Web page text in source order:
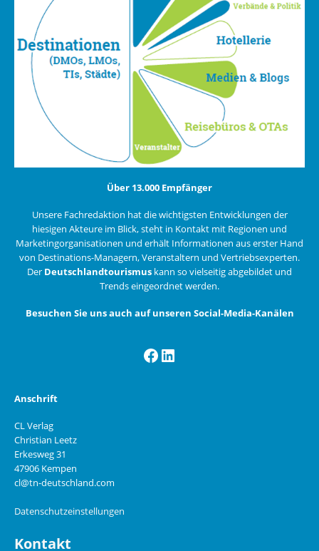
Über 13.000 Empfänger
Unsere Fachredaktion hat die wichtigsten Entwicklungen der
hiesigen Akteure im Blick, steht in Kontakt mit Regionen und
Marketingorganisationen und erhält Informationen aus erster Hand
von Destinations-Managern, Veranstaltern und Vertriebsexperten.
Der Deutschlandtourismus kann so vielseitig abgebildet und
Trends eingeordnet werden.
Besuchen Sie uns auch auf unseren Social-Media-Kanälen
Facebook
LinkedIn
Anschrift
CL Verlag
Christian Leetz
Erkesweg 31
47906 Kempen
cl@tn-deutschland.com
Datenschutzeinstellungen
Kontakt